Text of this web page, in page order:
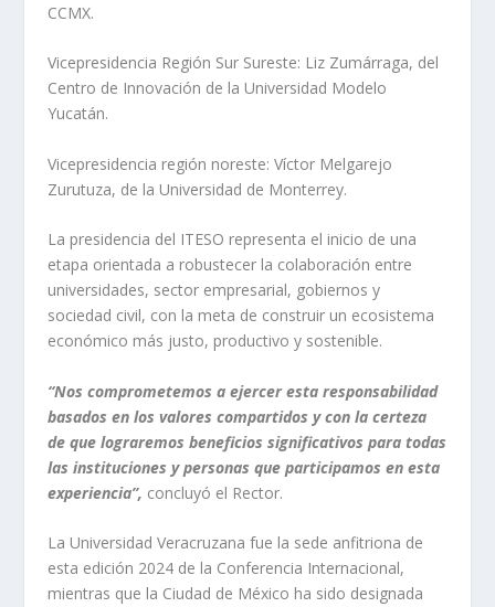
CCMX.
Vicepresidencia Región Sur Sureste: Liz Zumárraga, del
Centro de Innovación de la Universidad Modelo
Yucatán.
Vicepresidencia región noreste: Víctor Melgarejo
Zurutuza, de la Universidad de Monterrey.
La presidencia del ITESO representa el inicio de una
etapa orientada a robustecer la colaboración entre
universidades, sector empresarial, gobiernos y
sociedad civil, con la meta de construir un ecosistema
económico más justo, productivo y sostenible.
“Nos comprometemos a ejercer esta responsabilidad
basados en los valores compartidos y con la certeza
de que lograremos beneficios significativos para todas
las instituciones y personas que participamos en esta
experiencia”, concluyó el Rector.
La Universidad Veracruzana fue la sede anfitriona de
esta edición 2024 de la Conferencia Internacional,
mientras que la Ciudad de México ha sido designada